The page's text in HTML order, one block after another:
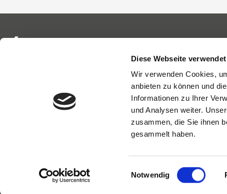
Diese Webseite
Wir verwenden Cookies,
anbieten zu können und
Informationen zu Ihrer
und Analysen weiter.
zusammen, die Sie ihnen
gesammelt haben.
Einwilligungsauswahl
Notwendig
Produkte
Qualität und Sicherheit
© 2022 STARMATIK S.r.l. - P. IVA IT05142300267. All rights reserved.